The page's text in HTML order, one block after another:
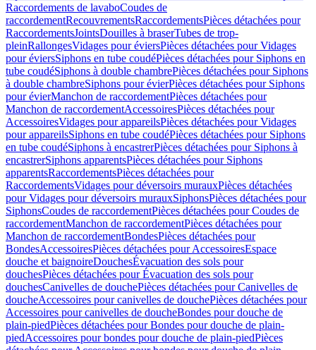
Raccordements de lavaboCoudes de
raccordementRecouvrementsRaccordementsPièces détachées pour
RaccordementsJointsDouilles à braserTubes de trop-
pleinRallongesVidages pour éviersPièces détachées pour Vidages
pour éviersSiphons en tube coudéPièces détachées pour Siphons en
tube coudéSiphons à double chambrePièces détachées pour Siphons
à double chambreSiphons pour évierPièces détachées pour Siphons
pour évierManchon de raccordementPièces détachées pour
Manchon de raccordementAccessoiresPièces détachées pour
AccessoiresVidages pour appareilsPièces détachées pour Vidages
pour appareilsSiphons en tube coudéPièces détachées pour Siphons
en tube coudéSiphons à encastrerPièces détachées pour Siphons à
encastrerSiphons apparentsPièces détachées pour Siphons
apparentsRaccordementsPièces détachées pour
RaccordementsVidages pour déversoirs murauxPièces détachées
pour Vidages pour déversoirs murauxSiphonsPièces détachées pour
SiphonsCoudes de raccordementPièces détachées pour Coudes de
raccordementManchon de raccordementPièces détachées pour
Manchon de raccordementBondesPièces détachées pour
BondesAccessoiresPièces détachées pour AccessoiresEspace
douche et baignoireDouchesÉvacuation des sols pour
douchesPièces détachées pour Évacuation des sols pour
douchesCanivelles de douchePièces détachées pour Canivelles de
doucheAccessoires pour canivelles de douchePièces détachées pour
Accessoires pour canivelles de doucheBondes pour douche de
plain-piedPièces détachées pour Bondes pour douche de plain-
piedAccessoires pour bondes pour douche de plain-piedPièces